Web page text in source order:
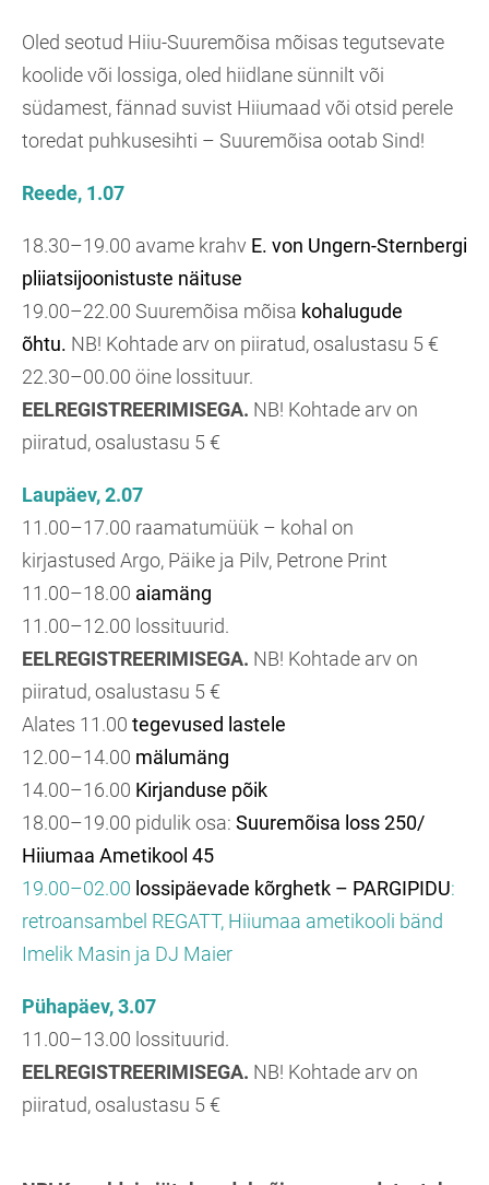
Oled seotud Hiiu-Suuremõisa mõisas tegutsevate
koolide või lossiga, oled hiidlane sünnilt või
südamest, fännad suvist Hiiumaad või otsid perele
toredat puhkusesihti – Suuremõisa ootab Sind!
Reede, 1.07
18.30–19.00 avame krahv E. von Ungern-Sternbergi
pliiatsijoonistuste näituse
19.00–22.00 Suuremõisa mõisa kohalugude
õhtu. NB! Kohtade arv on piiratud, osalustasu 5 €
22.30–00.00 öine lossituur.
EELREGISTREERIMISEGA. NB! Kohtade arv on
piiratud, osalustasu 5 €
Laupäev, 2.07
11.00–17.00 raamatumüük – kohal on
kirjastused Argo, Päike ja Pilv, Petrone Print
11.00–18.00 aiamäng
11.00–12.00 lossituurid.
EELREGISTREERIMISEGA. NB! Kohtade arv on
piiratud, osalustasu 5 €
Alates 11.00 tegevused lastele
12.00–14.00 mälumäng
14.00–16.00 Kirjanduse põik
18.00–19.00 pidulik osa: Suuremõisa loss 250/
Hiiumaa Ametikool 45
19.00–02.00 lossipäevade kõrghetk – PARGIPIDU:
retroansambel REGATT, Hiiumaa ametikooli bänd
Imelik Masin ja DJ Maier
Pühapäev, 3.07
11.00–13.00 lossituurid.
EELREGISTREERIMISEGA. NB! Kohtade arv on
piiratud, osalustasu 5 €